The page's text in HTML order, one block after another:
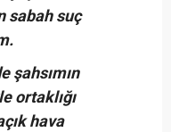
sabah suç
şahsımın
ortaklığı
hava